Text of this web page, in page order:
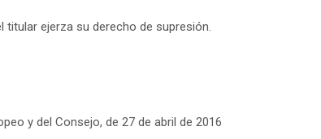
ejerza su derecho de supresión.
y del Consejo, de 27 de abril de 2016